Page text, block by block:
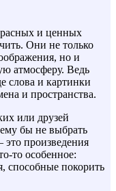
и ценных
Они не только
но и
атмосферу. Ведь
слова и картинки
и пространства.
или друзей
бы не выбрать
произведения
то особенное:
способные покорить